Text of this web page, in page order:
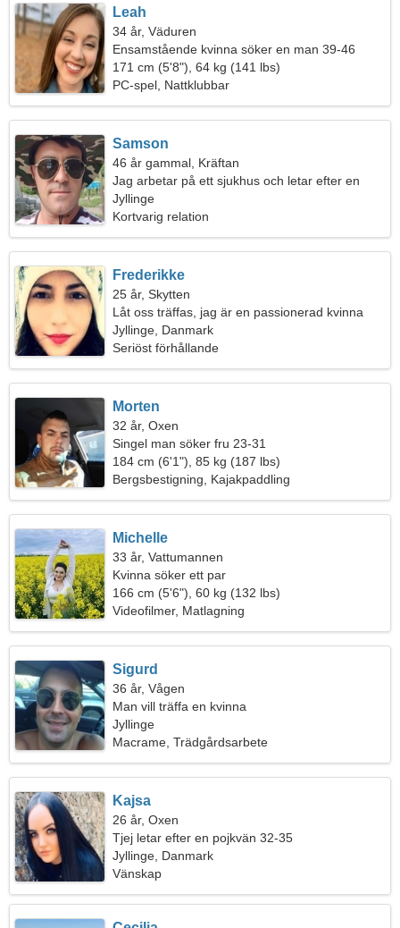
Leah
34 år, Väduren
Ensamstående kvinna söker en man 39-46
171 cm (5'8"), 64 kg (141 lbs)
PC-spel, Nattklubbar
Samson
46 år gammal, Kräftan
Jag arbetar på ett sjukhus och letar efter en
duktig kvinna
Jyllinge
Kortvarig relation
Frederikke
25 år, Skytten
Låt oss träffas, jag är en passionerad kvinna
Jyllinge, Danmark
Seriöst förhållande
Morten
32 år, Oxen
Singel man söker fru 23-31
184 cm (6'1"), 85 kg (187 lbs)
Bergsbestigning, Kajakpaddling
Michelle
33 år, Vattumannen
Kvinna söker ett par
166 cm (5'6"), 60 kg (132 lbs)
Videofilmer, Matlagning
Sigurd
36 år, Vågen
Man vill träffa en kvinna
Jyllinge
Macrame, Trädgårdsarbete
Kajsa
26 år, Oxen
Tjej letar efter en pojkvän 32-35
Jyllinge, Danmark
Vänskap